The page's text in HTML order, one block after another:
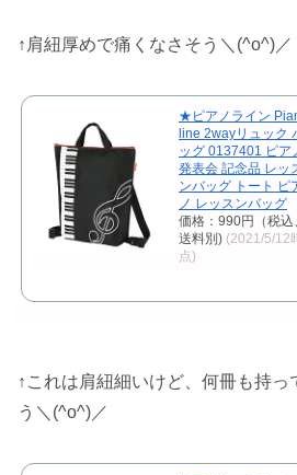
↑肩紐厚めで痛くなさそう＼(^o^)／
★ピアノライン
line 2wayリュック
ッグ 0137401 ピア
発表会 記念品 レッ
ンバッグ トート ピ
ノ レッスンバッグ
価格：990円（税込
送料別) (2021/5/12
点)
↑これは肩紐細いけど、何冊も持っ
う＼(^o^)／